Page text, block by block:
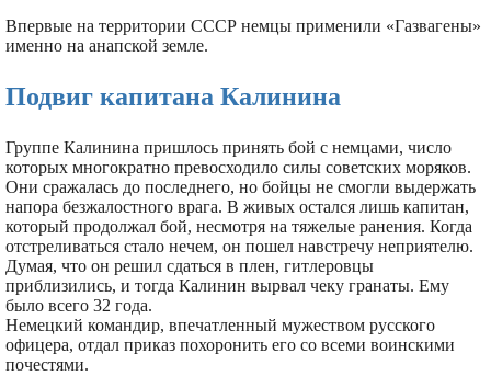
Впервые на территории СССР немцы применили «Газвагены»
именно на анапской земле.
Подвиг капитана Калинина
Группе Калинина пришлось принять бой с немцами, число
которых многократно превосходило силы советских моряков.
Они сражалась до последнего, но бойцы не смогли выдержать
напора безжалостного врага. В живых остался лишь капитан,
который продолжал бой, несмотря на тяжелые ранения. Когда
отстреливаться стало нечем, он пошел навстречу неприятелю.
Думая, что он решил сдаться в плен, гитлеровцы
приблизились, и тогда Калинин вырвал чеку гранаты. Ему
было всего 32 года.
Немецкий командир, впечатленный мужеством русского
офицера, отдал приказ похоронить его со всеми воинскими
почестями.